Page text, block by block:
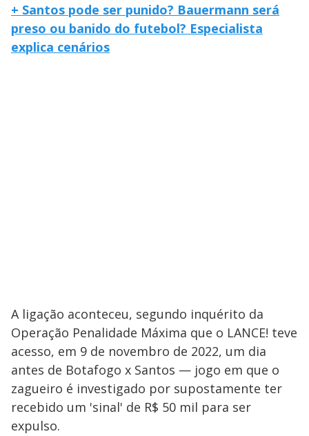
+ Santos pode ser punido? Bauermann será
preso ou banido do futebol? Especialista
explica cenários
A ligação aconteceu, segundo inquérito da
Operação Penalidade Máxima que o LANCE! teve
acesso, em 9 de novembro de 2022, um dia
antes de Botafogo x Santos — jogo em que o
zagueiro é investigado por supostamente ter
recebido um 'sinal' de R$ 50 mil para ser
expulso.